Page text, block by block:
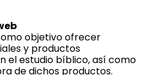
objetivo ofrecer
y productos
el estudio bíblico, así como
de dichos productos.